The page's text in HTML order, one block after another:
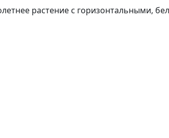
растение с горизонтальными,